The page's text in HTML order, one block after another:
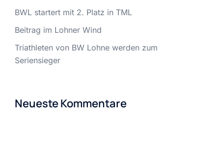
BWL startert mit 2. Platz in TML
Beitrag im Lohner Wind
Triathleten von BW Lohne werden zum
Seriensieger
Neueste Kommentare